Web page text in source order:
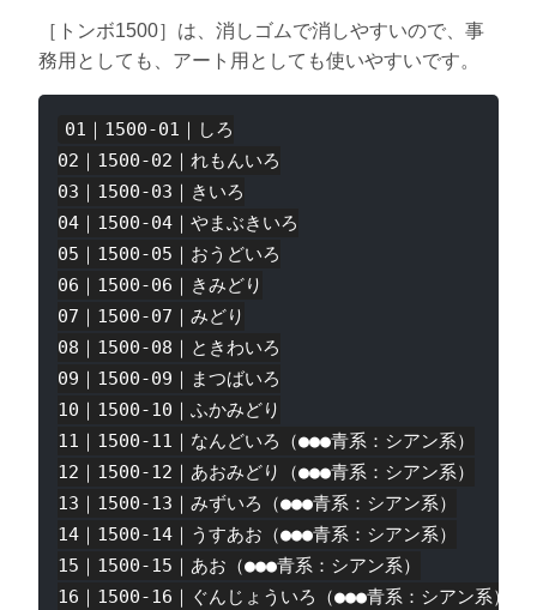
［トンボ1500］は、消しゴムで消しやすいので、事
務用としても、アート用としても使いやすいです。
01｜1500-01｜しろ
02｜1500-02｜れもんいろ
03｜1500-03｜きいろ
04｜1500-04｜やまぶきいろ
05｜1500-05｜おうどいろ
06｜1500-06｜きみどり
07｜1500-07｜みどり
08｜1500-08｜ときわいろ
09｜1500-09｜まつばいろ
10｜1500-10｜ふかみどり
11｜1500-11｜なんどいろ（●●●青系：シアン系）
12｜1500-12｜あおみどり（●●●青系：シアン系）
13｜1500-13｜みずいろ（●●●青系：シアン系）
14｜1500-14｜うすあお（●●●青系：シアン系）
15｜1500-15｜あお（●●●青系：シアン系）
16｜1500-16｜ぐんじょういろ（●●●青系：シアン系）